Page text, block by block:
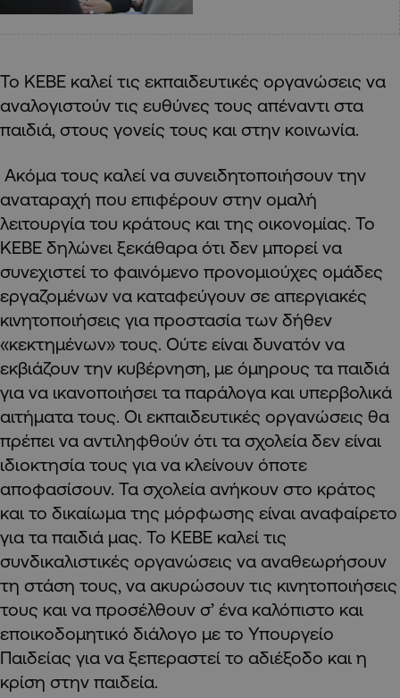
Το ΚΕΒΕ καλεί τις εκπαιδευτικές οργανώσεις να
αναλογιστούν τις ευθύνες τους απέναντι στα
παιδιά, στους γονείς τους και στην κοινωνία.
Ακόμα τους καλεί να συνειδητοποιήσουν την
αναταραχή που επιφέρουν στην ομαλή
λειτουργία του κράτους και της οικονομίας. Το
ΚΕΒΕ δηλώνει ξεκάθαρα ότι δεν μπορεί να
συνεχιστεί το φαινόμενο προνομιούχες ομάδες
εργαζομένων να καταφεύγουν σε απεργιακές
κινητοποιήσεις για προστασία των δήθεν
«κεκτημένων» τους. Ούτε είναι δυνατόν να
εκβιάζουν την κυβέρνηση, με όμηρους τα παιδιά
για να ικανοποιήσει τα παράλογα και υπερβολικά
αιτήματα τους. Οι εκπαιδευτικές οργανώσεις θα
πρέπει να αντιληφθούν ότι τα σχολεία δεν είναι
ιδιοκτησία τους για να κλείνουν όποτε
αποφασίσουν. Τα σχολεία ανήκουν στο κράτος
και το δικαίωμα της μόρφωσης είναι αναφαίρετο
για τα παιδιά μας. Το ΚΕΒΕ καλεί τις
συνδικαλιστικές οργανώσεις να αναθεωρήσουν
τη στάση τους, να ακυρώσουν τις κινητοποιήσεις
τους και να προσέλθουν σ’ ένα καλόπιστο και
εποικοδομητικό διάλογο με το Υπουργείο
Παιδείας για να ξεπεραστεί το αδιέξοδο και η
κρίση στην παιδεία.